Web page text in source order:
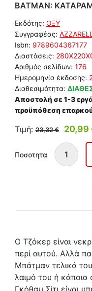
BATMAN:
Εκδότης: ΟΞΥ
Συγγραφέας:
Isbn: 9789604367177
Διαστάσεις:
Αριθμός σελίδων: 176
Ημερομηνία έκδοσης:
Διαθεσιμότητα:
Αποστολή σε 1-3
προϋπόθεση
Τιμή: 23,32 € 20,99
Ποσοτητα
Ο Τζόκερ είναι
περί αυτού. Αλλά
Μπάτμαν τελικά
λαιμό του ή